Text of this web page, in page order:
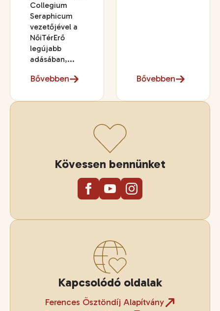
Collegium
Seraphicum
vezetőjével a
NőiTérErő
legújabb
adásában,...
Bővebben Bővebben
Kövessen bennünket
Kapcsolódó oldalak
Ferences Ösztöndíj Alapítvány